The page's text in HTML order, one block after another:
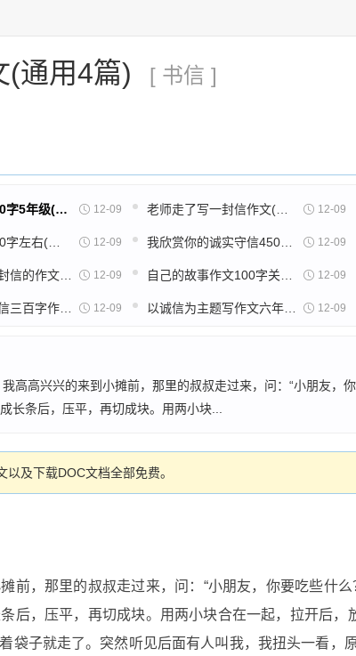
(通用4篇) [ 书信 ]
书信体作文450字5年级(通用38篇) 12-09 12-09
12-09 12-09
12-09 12-09
12-09 12-09
高高兴兴的来到小摊前，那里的叔叔走过来，问：“小朋友，
长条后，压平，再切成块。用两小块...
及下载DOC文档全部免费。
前，那里的叔叔走过来，问：“小朋友，你要吃些什
后，压平，再切成块。用两小块合在一起，拉开后，
袋子就走了。突然听见后面有人叫我，我扭头一看，